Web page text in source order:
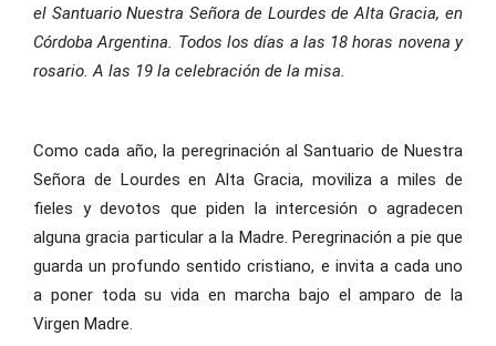
el Santuario Nuestra Señora de Lourdes de Alta Gracia, en
Córdoba Argentina. Todos los días a las 18 horas novena y
rosario. A las 19 la celebración de la misa.
Como cada año, la peregrinación al Santuario de Nuestra
Señora de Lourdes en Alta Gracia, moviliza a miles de
fieles y devotos que piden la intercesión o agradecen
alguna gracia particular a la Madre. Peregrinación a pie que
guarda un profundo sentido cristiano, e invita a cada uno
a poner toda su vida en marcha bajo el amparo de la
Virgen Madre.